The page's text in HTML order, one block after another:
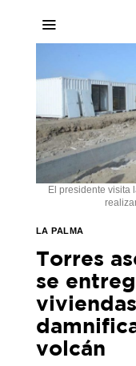
El presidente visita
LA PALMA
Torres
se
volcán